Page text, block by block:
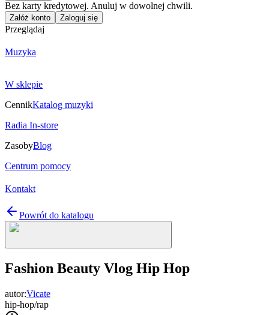
Bez karty kredytowej. Anuluj w dowolnej chwili.
Załóż konto Zaloguj się
Przeglądaj
Muzyka
W sklepie
CennikKatalog muzyki
Radia In-store
ZasobyBlog
Centrum pomocy
Kontakt
Powrót do katalogu
Fashion Beauty Vlog Hip Hop
autor:Vicate
hip-hop/rap